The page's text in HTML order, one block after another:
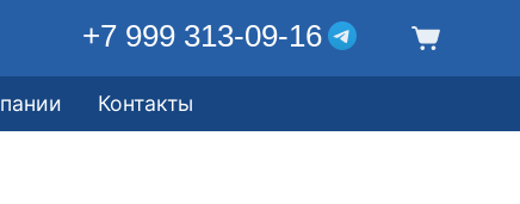
+7 999 313-09-16
Контакты